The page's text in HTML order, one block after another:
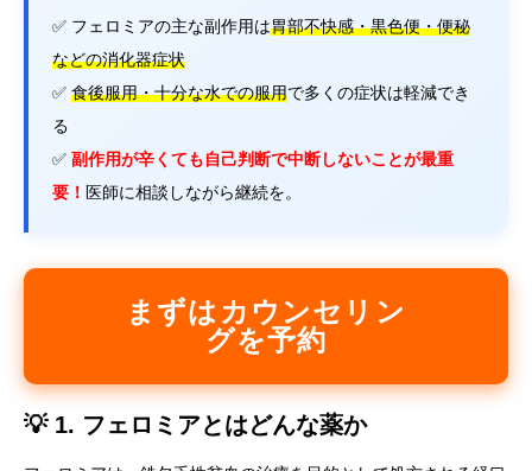
✅ フェロミアの主な副作用は胃部不快感・黒色便・便秘
などの消化器症状
✅ 食後服用・十分な水での服用で多くの症状は軽減でき
る
✅ 副作用が辛くても自己判断で中断しないことが最重
要！ 医師に相談しながら継続を。
まずはカウンセリン
グを予約
💡 1. フェロミアとはどんな薬か